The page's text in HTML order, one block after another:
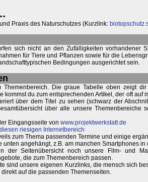
Praxis des Naturschutzes (Kurzlink:
sich nicht an den Zufälligkeiten vorhandener
für Tiere und Pflanzen sowie für die
Bedingungen ausgerichtet sein.
Die graue Tabelle oben zeigt
kommst du zum entsprechenden Artikel, der oft auf
über dem Titel zu sehen (schwarz der
über alle unsere Themenbereiche
Eingangsseite von www.projektwerkstatt.de
riesigen Internetbereich
zum Thema passenden Termine und einige
angehängt, z.B. am manchen Smartphones in
der Seitenübersicht noch unsere Film- und
die zum Themenbereich passen.
sind unsere eigenen Kurzlinks, die mensch sich
auf die passenden Themenseiten.